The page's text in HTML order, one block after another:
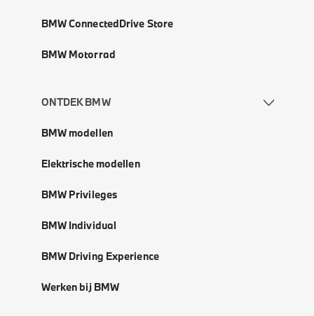
BMW ConnectedDrive Store
BMW Motorrad
ONTDEK BMW
BMW modellen
Elektrische modellen
BMW Privileges
BMW Individual
BMW Driving Experience
Werken bij BMW